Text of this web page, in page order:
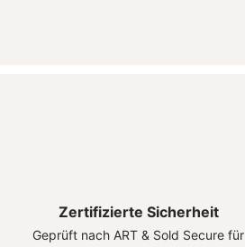
Zertifizierte Sicherheit
Geprüft nach ART & Sold Secure für